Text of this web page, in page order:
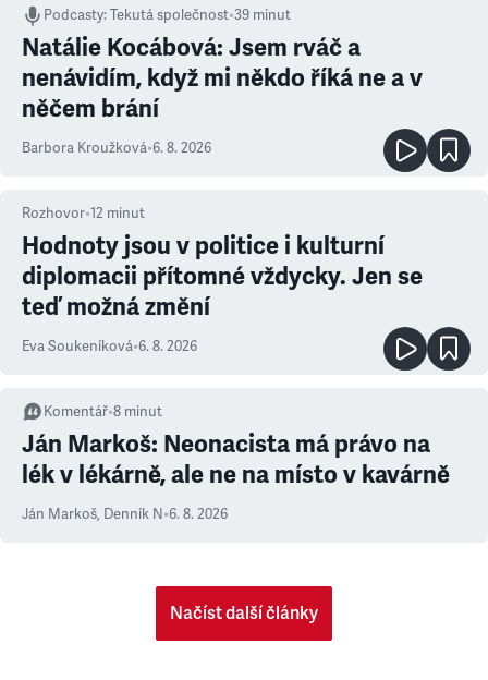
Podcasty:Tekutá společnost•39 minut
Natálie Kocábová: Jsem rváč a
nenávidím, když mi někdo říká ne a v
něčem brání
Barbora Kroužková•6. 8. 2026
Rozhovor•12 minut
Hodnoty jsou v politice i kulturní
diplomacii přítomné vždycky. Jen se
teď možná změní
Eva Soukeníková•6. 8. 2026
Komentář•8 minut
Ján Markoš: Neonacista má právo na
lék v lékárně, ale ne na místo v kavárně
Ján Markoš, Denník N•6. 8. 2026
Načíst další články